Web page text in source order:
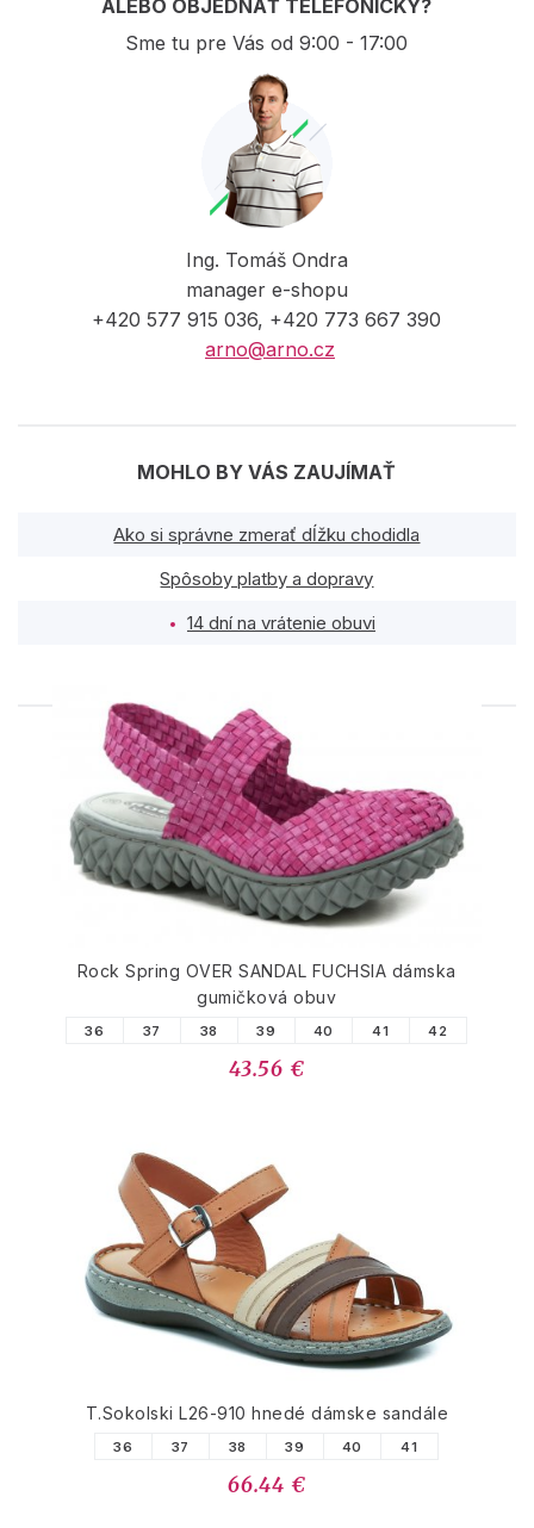
ALEBO OBJEDNAŤ TELEFONICKY?
Sme tu pre Vás od 9:00 - 17:00
Ing. Tomáš Ondra
manager e-shopu
+420 577 915 036, +420 773 667 390
arno@arno.cz
MOHLO BY VÁS ZAUJÍMAŤ
Ako si správne zmerať dĺžku chodidla
Spôsoby platby a dopravy
14 dní na vrátenie obuvi
PODOBNÉ PRODUKTY
Rock Spring OVER SANDAL FUCHSIA dámska
gumičková obuv
36 37 38 39 40 41 42
43.56 €
T.Sokolski L26-910 hnedé dámske sandále
36 37 38 39 40 41
66.44 €